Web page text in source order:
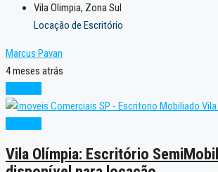
Vila Olimpia, Zona Sul
Locação de Escritório
Marcus Pavan
4 meses atrás
Vila Olímpia: Escritório